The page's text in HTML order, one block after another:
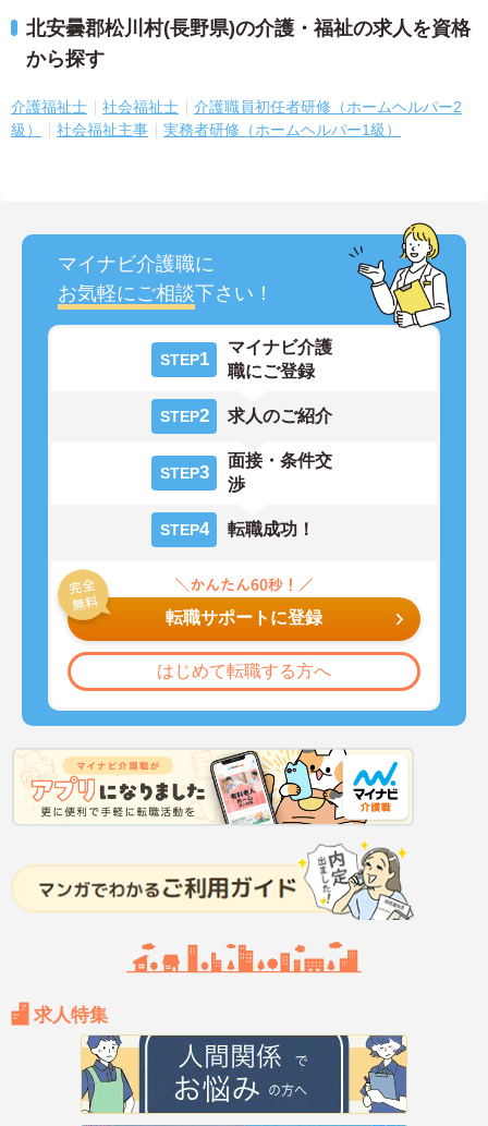
北安曇郡松川村(長野県)の介護・福祉の求人を資格
から探す
介護福祉士 社会福祉士
介護職員初任者研修（ホームヘルパー2
級）
社会福祉主事 実務者研修（ホームヘルパー1級）
マイナビ介護職に
お気軽にご相談下さい！
STEP1
マイナビ介護
職にご登録
STEP2 求人のご紹介
STEP3
面接・条件交
渉
STEP4 転職成功！
転職サポートに登録
はじめて転職する方へ
求人特集